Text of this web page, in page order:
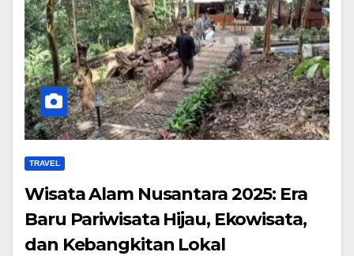
TRAVEL
Wisata Alam Nusantara 2025: Era
Baru Pariwisata Hijau, Ekowisata,
dan Kebangkitan Lokal